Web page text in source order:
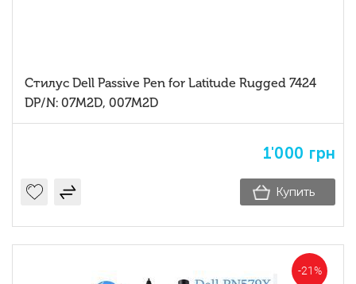
Стилус Dell Passive Pen for Latitude Rugged 7424
DP/N: 07M2D, 007M2D
1'000 грн
Купить
-21%